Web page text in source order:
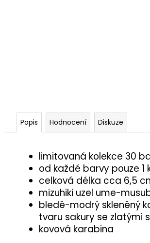
Popis Hodnocení Diskuze
limitovaná kolekce 30
od každé barvy pouze 1
celková délka cca 6,5
mizuhiki uzel ume-
bledě-modrý skleněný
tvaru sakury se zlatými
kovová karabina